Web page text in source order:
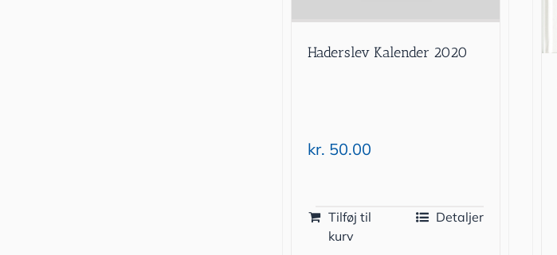
Haderslev Kalender 2020
kr. 50.00
Tilføj til
kurv
Detaljer